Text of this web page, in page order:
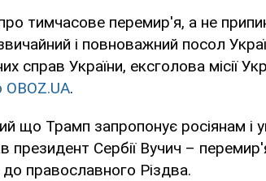
тимчасове перемир'я, а не
і повноважний посол
справ України, ексголова місії
OBOZ.UA.
що Трамп запропонує росіянам і
Сербії Вучич –
православного Різдва.